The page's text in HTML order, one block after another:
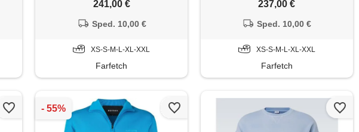
241,00 €
Sped. 10,00 €
XS-S-M-L-XL-XXL
Farfetch
237,00 €
Sped. 10,00 €
XS-S-M-L-XL-XXL
Farfetch